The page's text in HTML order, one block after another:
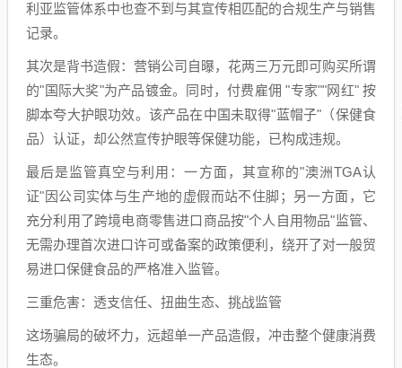
利亚监管体系中也查不到与其宣传相匹配的合规生产与销售
记录。
其次是背书造假：营销公司自曝，花两三万元即可购买所谓
的"国际大奖"为产品镀金。同时，付费雇佣 "专家""网红" 按
脚本夸大护眼功效。该产品在中国未取得"蓝帽子"（保健食
品）认证，却公然宣传护眼等保健功能，已构成违规。
最后是监管真空与利用：一方面，其宣称的"澳洲TGA认
证"因公司实体与生产地的虚假而站不住脚；另一方面，它
充分利用了跨境电商零售进口商品按"个人自用物品"监管、
无需办理首次进口许可或备案的政策便利，绕开了对一般贸
易进口保健食品的严格准入监管。
三重危害：透支信任、扭曲生态、挑战监管
这场骗局的破坏力，远超单一产品造假，冲击整个健康消费
生态。